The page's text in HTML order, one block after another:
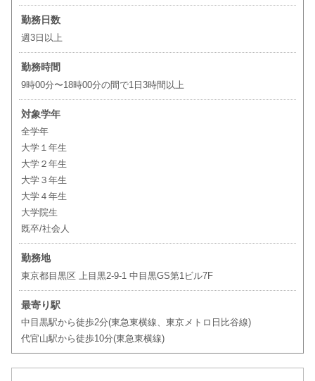
勤務日数
週3日以上
勤務時間
9時00分〜18時00分の間で1日3時間以上
対象学年
全学年
大学１年生
大学２年生
大学３年生
大学４年生
大学院生
既卒/社会人
勤務地
東京都目黒区 上目黒2-9-1 中目黒GS第1ビル7F
最寄り駅
中目黒駅から徒歩2分(東急東横線、東京メトロ日比谷線)
代官山駅から徒歩10分(東急東横線)